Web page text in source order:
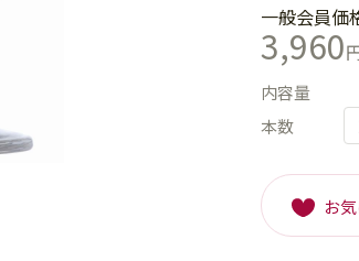
一般会員価
3,960
内容量
本数
お